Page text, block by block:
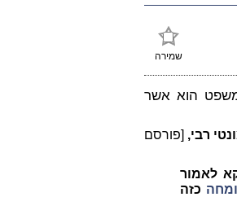
שמירה
הוא אשר
רבי, [פורסם
לאמור
כזה